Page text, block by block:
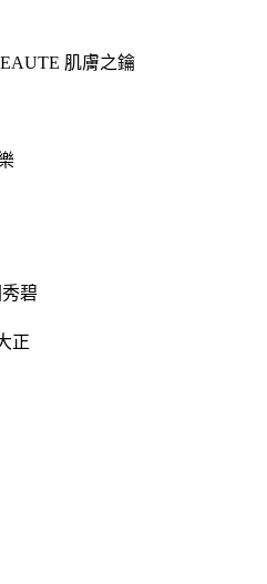
肌膚之鑰
秀碧
正